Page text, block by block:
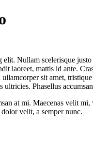
Nullam scelerisque
laoreet, mattis id ante.
sit amet,
Phasellus
at mi. Maecenas velit
velit, a semper nunc.